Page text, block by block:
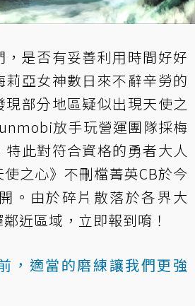
是否有妥善利用時間好好
亞女神數日來不辭辛勞的
部分地區疑似出現天使之
放手玩營運團隊採梅
此對符合資格的勇者大人
之心》不刪檔菁英CB於今
。由於碎片散落於各界大
近區域，立即報到唷！
，適當的磨練讓我們更強